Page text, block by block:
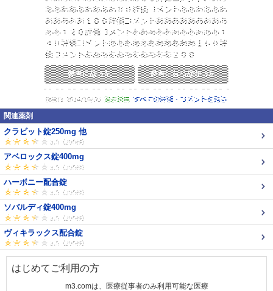
関連薬剤
クラビット錠250mg 他
アベロックス錠400mg
ハーボニー配合錠
ソバルディ錠400mg
ヴィキラックス配合錠
はじめてご利用の方
m3.comは、医療従事者のみ利用可能な医療